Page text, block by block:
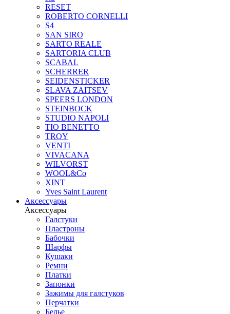
RESET
ROBERTO CORNELLI
S4
SAN SIRO
SARTO REALE
SARTORIA CLUB
SCABAL
SCHERRER
SEIDENSTICKER
SLAVA ZAITSEV
SPEERS LONDON
STEINBOCK
STUDIO NAPOLI
TIO BENETTO
TROY
VENTI
VIVACANA
WILVORST
WOOL&Co
XINT
Yves Saint Laurent
Аксессуары
Аксессуары
Галстуки
Пластроны
Бабочки
Шарфы
Кушаки
Ремни
Платки
Запонки
Зажимы для галстуков
Перчатки
Белье